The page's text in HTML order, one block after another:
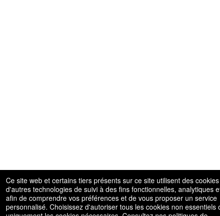
Ce site web et certains tiers présents sur ce site utilisent des
d'autres technologies de suivi à des fins fonctionnelles, analytiques
afin de comprendre vos préférences et de vous proposer un service
personnalisé. Choisissez d'autoriser tous les cookies non essentiels